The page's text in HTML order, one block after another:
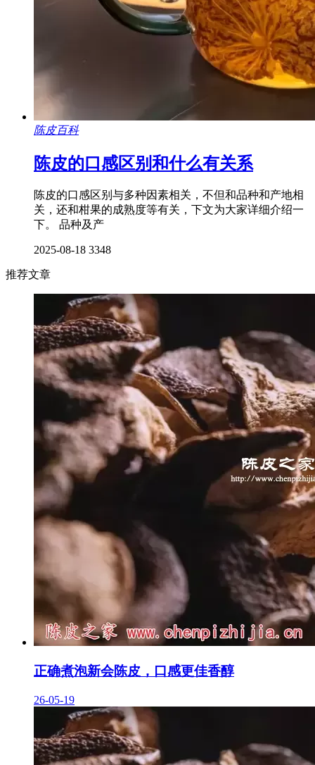
陈皮百科
陈皮的口感区别和什么有关系
陈皮的口感区别与多种因素相关，不但和品种和产地相
关，还和柑果的成熟度等有关，下文为大家详细介绍一
下。 品种及产
2025-08-18 3348
推荐文章
正确煮泡新会陈皮，口感更佳香醇
26-05-19